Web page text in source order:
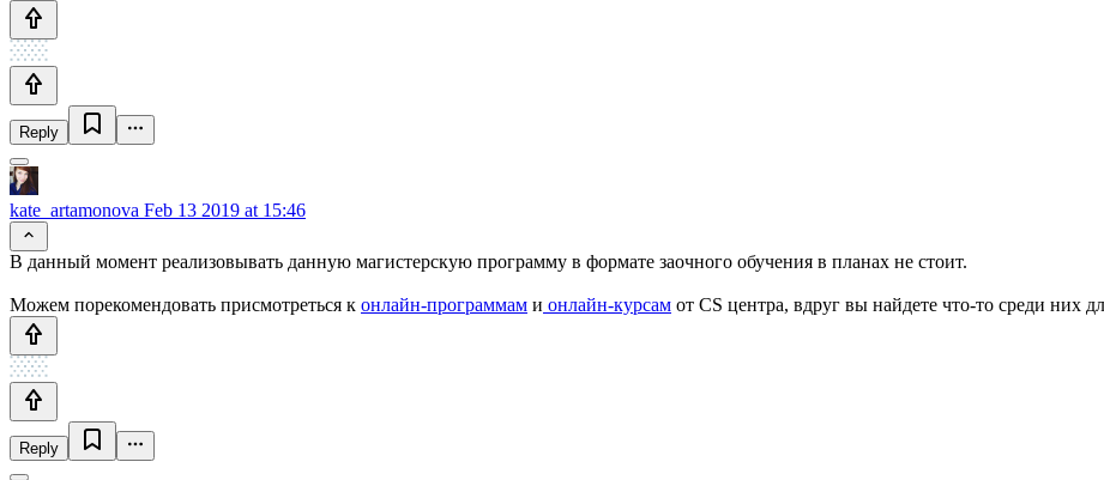
Reply
kate_artamonova Feb 13 2019 at 15:46
В данный момент реализовывать данную магистерскую программу в формате заочного обучения в планах не стоит.
Можем порекомендовать присмотреться к онлайн-программам и онлайн-курсам от CS центра, вдруг вы найдете что-то среди них
Reply